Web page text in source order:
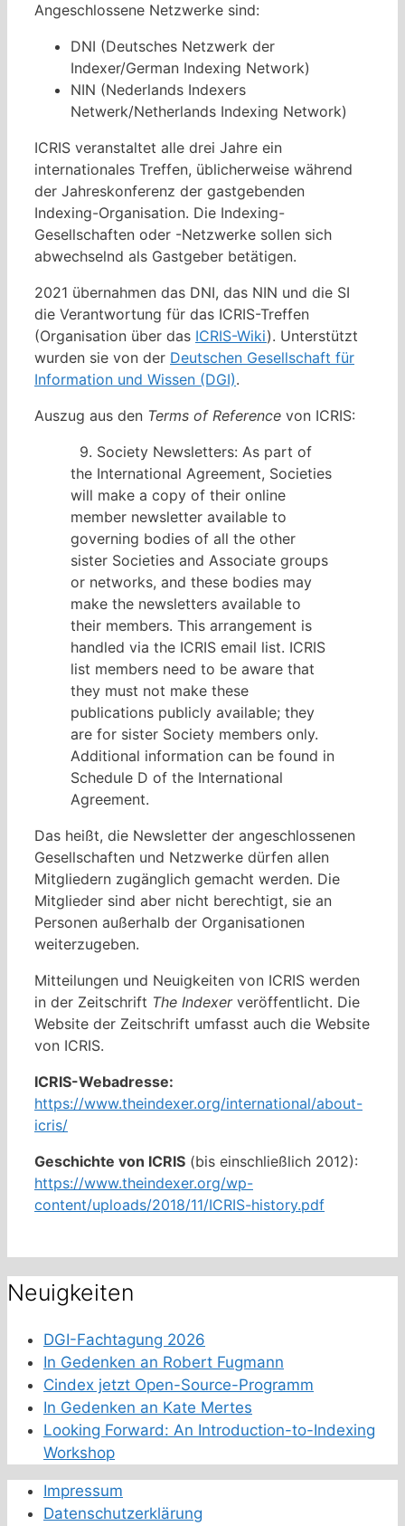
Angeschlossene Netzwerke sind:
DNI (Deutsches Netzwerk der
Indexer/German Indexing Network)
NIN (Nederlands Indexers
Netwerk/Netherlands Indexing Network)
ICRIS veranstaltet alle drei Jahre ein
internationales Treffen, üblicherweise während
der Jahreskonferenz der gastgebenden
Indexing-Organisation. Die Indexing-
Gesellschaften oder -Netzwerke sollen sich
abwechselnd als Gastgeber betätigen.
2021 übernahmen das DNI, das NIN und die SI
die Verantwortung für das ICRIS-Treffen
(Organisation über das ICRIS-Wiki). Unterstützt
wurden sie von der Deutschen Gesellschaft für
Information und Wissen (DGI).
Auszug aus den Terms of Reference von ICRIS:
9. Society Newsletters: As part of
the International Agreement, Societies
will make a copy of their online
member newsletter available to
governing bodies of all the other
sister Societies and Associate groups
or networks, and these bodies may
make the newsletters available to
their members. This arrangement is
handled via the ICRIS email list. ICRIS
list members need to be aware that
they must not make these
publications publicly available; they
are for sister Society members only.
Additional information can be found in
Schedule D of the International
Agreement.
Das heißt, die Newsletter der angeschlossenen
Gesellschaften und Netzwerke dürfen allen
Mitgliedern zugänglich gemacht werden. Die
Mitglieder sind aber nicht berechtigt, sie an
Personen außerhalb der Organisationen
weiterzugeben.
Mitteilungen und Neuigkeiten von ICRIS werden
in der Zeitschrift The Indexerveröffentlicht. Die
Website der Zeitschrift umfasst auch die Website
von ICRIS.
ICRIS-Webadresse:
https://www.theindexer.org/international/about-
icris/
Geschichte von ICRIS (bis einschließlich 2012):
https://www.theindexer.org/wp-
content/uploads/2018/11/ICRIS-history.pdf
Neuigkeiten
DGI-Fachtagung 2026
In Gedenken an Robert Fugmann
Cindex jetzt Open-Source-Programm
In Gedenken an Kate Mertes
Looking Forward: An Introduction-to-Indexing
Workshop
Impressum
Datenschutzerklärung